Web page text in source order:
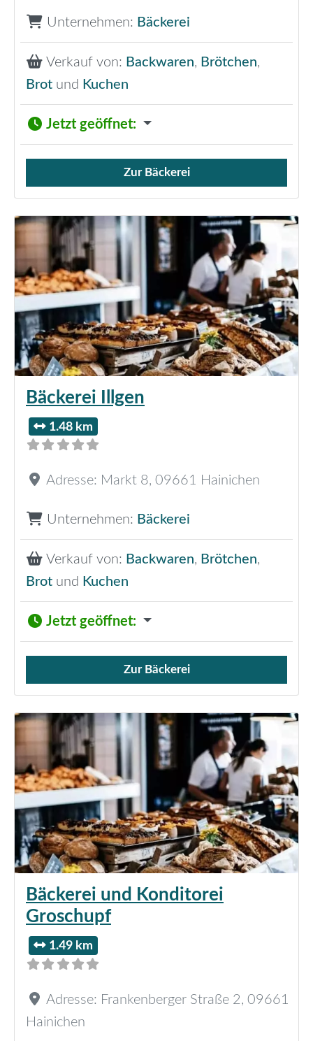
Unternehmen: Bäckerei
Verkauf von: Backwaren, Brötchen,
Brot und Kuchen
Jetzt geöffnet:
Verkauf von Brötchen,
Zur Bäckerei
Bäckerei Illgen
1.48 km
Adresse: Markt 8, 09661 Hainichen
Unternehmen: Bäckerei
Verkauf von: Backwaren, Brötchen,
Brot und Kuchen
Jetzt geöffnet:
Verkauf von Brötchen,
Zur Bäckerei
Bäckerei und Konditorei
Groschupf
1.49 km
Adresse: Frankenberger Straße 2, 09661
Hainichen